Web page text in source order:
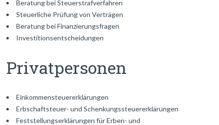
Beratung bei Steuerstrafverfahren
Steuerliche Prüfung von Verträgen
Beratung bei Finanzierungsfragen
Investitionsentscheidungen
Privatpersonen
Einkommensteuererklärungen
Erbschaftsteuer- und Schenkungssteuererklärungen
Feststellungserklärungen für Erben- und